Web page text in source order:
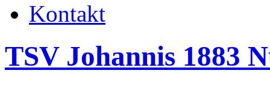
Kontakt
TSV Johannis 1883